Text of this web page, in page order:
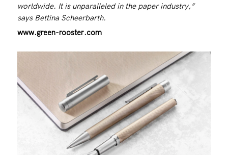
worldwide. It is unparalleled in the paper industry,”
says Bettina Scheerbarth.
www.green-rooster.com